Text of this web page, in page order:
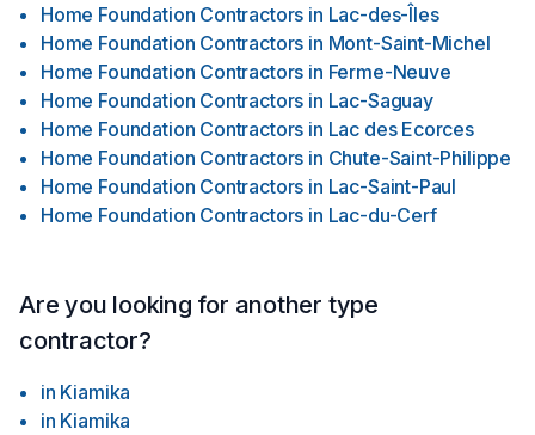
Home Foundation Contractors in Lac-des-Îles
Home Foundation Contractors in Mont-Saint-Michel
Home Foundation Contractors in Ferme-Neuve
Home Foundation Contractors in Lac-Saguay
Home Foundation Contractors in Lac des Ecorces
Home Foundation Contractors in Chute-Saint-Philippe
Home Foundation Contractors in Lac-Saint-Paul
Home Foundation Contractors in Lac-du-Cerf
Are you looking for another type
contractor?
in Kiamika
in Kiamika